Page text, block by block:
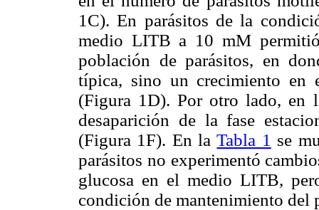
1C). En parásitos de la
medio LITB a 10 mM
población de parásitos, en
típica, sino un crecimiento en
(Figura 1D). Por otro lado, en
desaparición de la fase
(Figura 1F). En laTabla 1 se
parásitos no experimentó
glucosa en el medio LITB,
condición de mantenimiento del